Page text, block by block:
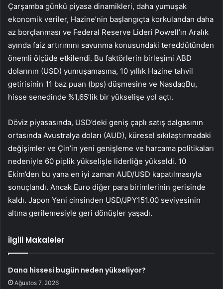
Çarşamba günkü piyasa dinamikleri, daha yumuşak
ekonomik veriler, Hazine’nin başlangıçta korkulandan daha
az borçlanması ve Federal Reserve Lideri Powell’ın Aralık
ayında faiz artırımını savunma konusundaki tereddütünden
önemli ölçüde etkilendi. Bu faktörlerin birleşimi ABD
dolarının (USD) yumuşamasına, 10 yıllık Hazine tahvil
getirisinin 11 baz puan (bps) düşmesine ve NasdaqBu,
hisse senedinde %1,65’lik bir yükselişe yol açtı.
Döviz piyasasında, USD’deki geniş çaplı satış dalgasının
ortasında Avustralya doları (AUD), küresel sıkılaştırmadaki
değişimler ve Çin’in yeni genişleme ve harcama politikaları
nedeniyle 60 piplik yükselişle liderliğe yükseldi. 10
Ekim’den bu yana en iyi zaman AUD/USD kapatılmasıyla
sonuçlandı. Ancak Euro diğer para birimlerinin gerisinde
kaldı. Japon Yeni cinsinden USD/JPY151.00 seviyesinin
altına gerilemesiyle geri dönüşler yaşadı.
İlgili Makaleler
Dana hissesi bugün neden yükseliyor?
Ağustos 7, 2026